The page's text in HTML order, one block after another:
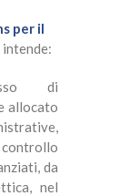
per il
intende:
di
allocato
da
nel